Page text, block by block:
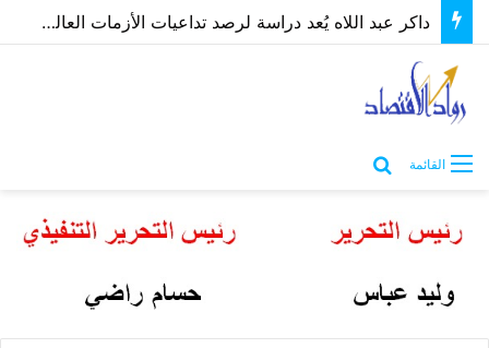
داكر عبد اللاه يُعد دراسة لرصد تداعيات الأزمات العالمية والإقليمية على العقارات والمقاولات في مصر
القائمة